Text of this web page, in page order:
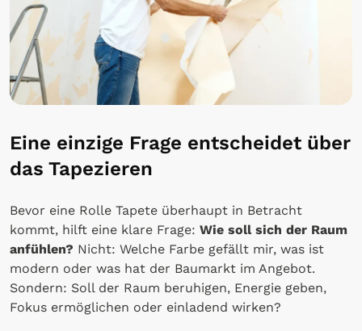
Eine einzige Frage entscheidet über
das Tapezieren
Bevor eine Rolle Tapete überhaupt in Betracht
kommt, hilft eine klare Frage: Wie soll sich der Raum
anfühlen? Nicht: Welche Farbe gefällt mir, was ist
modern oder was hat der Baumarkt im Angebot.
Sondern: Soll der Raum beruhigen, Energie geben,
Fokus ermöglichen oder einladend wirken?